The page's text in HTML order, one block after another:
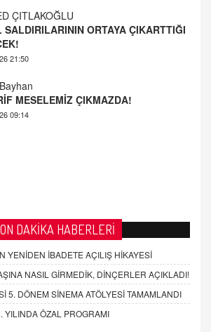
ÇITLAKOĞLU
SALDIRILARININ ORTAYA ÇIKARTTIĞI
21:50
MESELEMİZ ÇIKMAZDA!
09:14
DAKİKA HABERLERİ
YENİDEN İBADETE AÇILIŞ HİKAYESİ
NASIL GİRMEDİK, DİNÇERLER AÇIKLADI!
5. DÖNEM SİNEMA ATÖLYESİ TAMAMLANDI
YILINDA ÖZAL PROGRAMI